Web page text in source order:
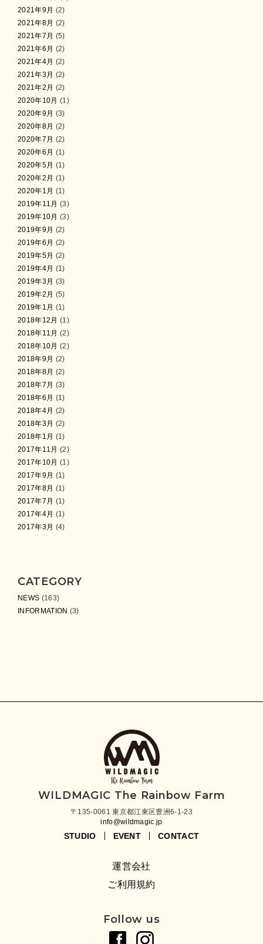
2021年9月 (2)
2021年8月 (2)
2021年7月 (5)
2021年6月 (2)
2021年4月 (2)
2021年3月 (2)
2021年2月 (2)
2020年10月 (1)
2020年9月 (3)
2020年8月 (2)
2020年7月 (2)
2020年6月 (1)
2020年5月 (1)
2020年2月 (1)
2020年1月 (1)
2019年11月 (3)
2019年10月 (3)
2019年9月 (2)
2019年6月 (2)
2019年5月 (2)
2019年4月 (1)
2019年3月 (3)
2019年2月 (5)
2019年1月 (1)
2018年12月 (1)
2018年11月 (2)
2018年10月 (2)
2018年9月 (2)
2018年8月 (2)
2018年7月 (3)
2018年6月 (1)
2018年4月 (2)
2018年3月 (2)
2018年1月 (1)
2017年11月 (2)
2017年10月 (1)
2017年9月 (1)
2017年8月 (1)
2017年7月 (1)
2017年4月 (1)
2017年3月 (4)
CATEGORY
NEWS (163)
INFORMATION (3)
WILDMAGIC The Rainbow Farm
〒135-0061 東京都江東区豊洲6-1-23
info@wildmagic.jp
STUDIO EVENT CONTACT
運営会社
ご利用規約
Follow us